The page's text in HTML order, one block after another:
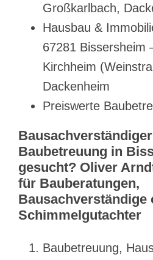
Großkarlbach,
Hausbau &
67281 Bissersheim
Kirchheim
Dackenheim
Preiswerte
Baubetreuung in
gesucht? Oliver
für Bauberatungen,
Bausachverständige
Schimmelgutachter
Baubetreuung,